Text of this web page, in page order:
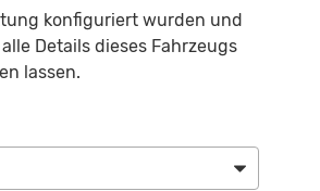
konfiguriert wurden und
Details dieses Fahrzeugs
lassen.